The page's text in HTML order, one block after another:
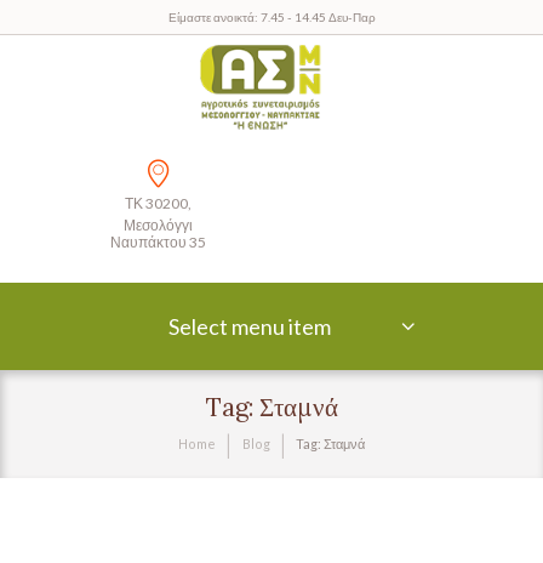
Είμαστε ανοικτά: 7.45 - 14.45 Δευ-Παρ
ΤΚ 30200,
Μεσολόγγι
Ναυπάκτου 35
Select menu item
Tag: Σταμνά
Home Blog Tag: Σταμνά